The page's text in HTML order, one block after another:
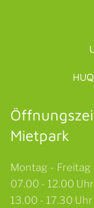
Mietpark
Montag - Freitag
07.00 - 12.00 Uhr
13.00 - 17.30 Uhr